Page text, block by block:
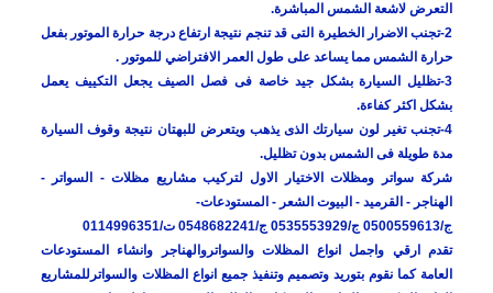
التعرض لاشعة الشمس المباشرة.
2-تجنب الاضرار الخطيرة التى قد تنجم نتيجة ارتفاع درجة حرارة الموتور بفعل
حرارة الشمس مما يساعد على طول العمر الافتراضي للموتور .
3-تظليل السيارة بشكل جيد خاصة فى فصل الصيف يجعل التكييف يعمل
بشكل اكثر كفاءة.
4-تجنب تغير لون سيارتك الذى يذهب ويتعرض للبهتان نتيجة وقوف السيارة
مدة طويلة فى الشمس بدون تظليل.
شركة سواتر ومظلات الاختيار الاول لتركيب مشاريع مظلات - السواتر -
الهناجر - القرميد - البيوت الشعر - المستودعات-
ج/0500559613 ج/0535553929 ج/0548682241 ت/0114996351
تقدم ارقي واجمل انواع المظلات والسواتروالهناجر وانشاء المستودعات
العامة كما نقوم بتوريد وتصميم وتنفيذ جميع انواع المظلات والسواترللمشاريع